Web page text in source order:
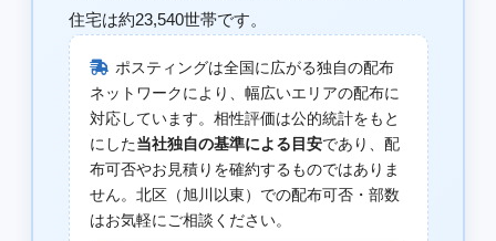
住宅は約23,540世帯です。
ポスティングは全国に広がる独自の配布
ネットワークにより、幅広いエリアの配布に
対応しています。相性評価は公的統計をもと
にした当社独自の基準による目安であり、配
布可否やお見積りを確約するものではありま
せん。北区（旭川以東）での配布可否・部数
はお気軽にご相談ください。